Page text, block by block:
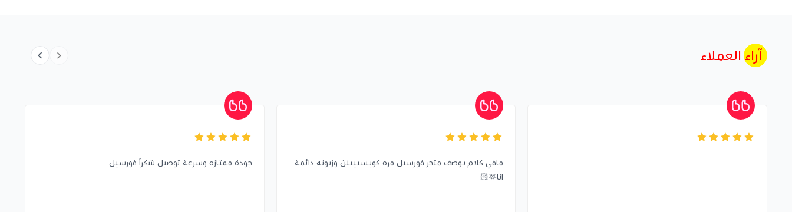
آراء العملاء
مافي كلام يوصف متجر فورسيل مره كويسييينن وزبونه دائمة
انا🫶🏻
جودة ممتازه وسرعة توصيل شكراً فورسيل